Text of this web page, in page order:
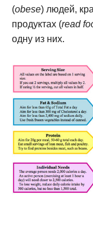
(obese) людей,
продуктах (read
одну из них.